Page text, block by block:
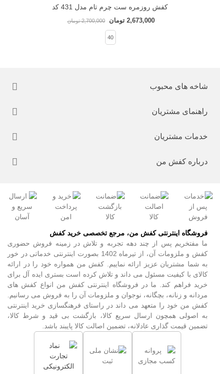
کفش روزمره ست چرم تام مدل 431 کد
1559
2,673,000 تومان 2,700,000 تومان
40
شاخه های محبوب
راهنمای مشتریان
خدمات مشتریان
درباره کفش من
فروشگاه اینترنتی کفش من، مرجع تخصصی خرید کفش
ما مفتخریم پس از چند دهه تجربه و تلاش در زمینه فروش حضوری
کفش و ملزومات آن، از تیرماه 1402 بصورت اینترنتی خدماتی در خور
به شما مشتریان عزیز ارائه نماییم. کفش من همواره خود را در ارائه
کالای با کیفیت مسئول می داند و تلاش کرده است بستری ایده آل برای
خرید فراهم کند. ما در فروشگاه اینترنتی کفش من انواع کفش های
مردانه و زنانه، بچگانه، نوجوان و ملزومات آن را به فروش می رسانیم.
کفش من خود را متعهد می داند در راستای فرهنگسازی خرید اینترنتی
به اصولی همچون ارسال سریع کالا، بازگشت بی قید و شرط کالا،
تضمین قیمت گذاری عادلانه، تضمین اصالت کالا پایبند باشد.